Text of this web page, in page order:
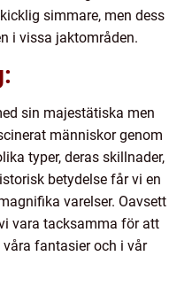
simmare, men dess
i vissa jaktområden.
sin majestätiska men
människor genom
typer, deras skillnader,
betydelse får vi en
varelser. Oavsett
vara tacksamma för att
fantasier och i vår